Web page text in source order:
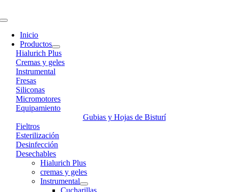
to
Toggle
Navigation
Inicio
Productos
Hialurich Plus
Cremas y geles
Instrumental
Fresas
Siliconas
Micromotores
Equipamiento
Gubias y Hojas de Bisturí
Fieltros
Esterilización
Desinfección
Desechables
Hialurich Plus
cremas y geles
Instrumental
Cucharillas